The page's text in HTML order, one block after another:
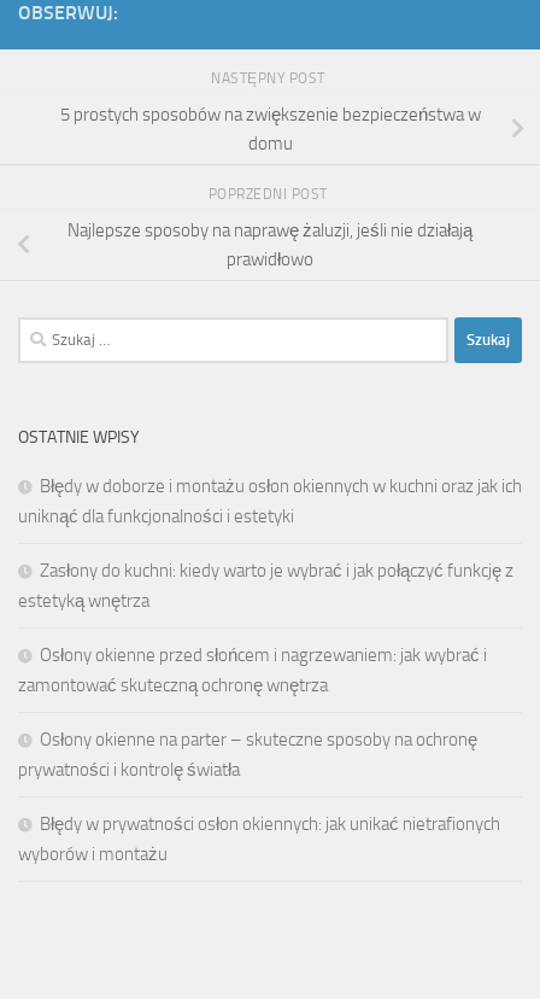
OBSERWUJ:
NASTĘPNY POST
5 prostych sposobów na zwiększenie bezpieczeństwa w
domu
POPRZEDNI POST
Najlepsze sposoby na naprawę żaluzji, jeśli nie działają
prawidłowo
Szukaj:
OSTATNIE WPISY
Błędy w doborze i montażu osłon okiennych w kuchni oraz jak ich
uniknąć dla funkcjonalności i estetyki
Zasłony do kuchni: kiedy warto je wybrać i jak połączyć funkcję z
estetyką wnętrza
Osłony okienne przed słońcem i nagrzewaniem: jak wybrać i
zamontować skuteczną ochronę wnętrza
Osłony okienne na parter – skuteczne sposoby na ochronę
prywatności i kontrolę światła
Błędy w prywatności osłon okiennych: jak unikać nietrafionych
wyborów i montażu